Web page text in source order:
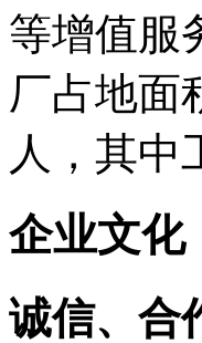
等增值服
厂占地面
人，其中
企业文化
诚信、合